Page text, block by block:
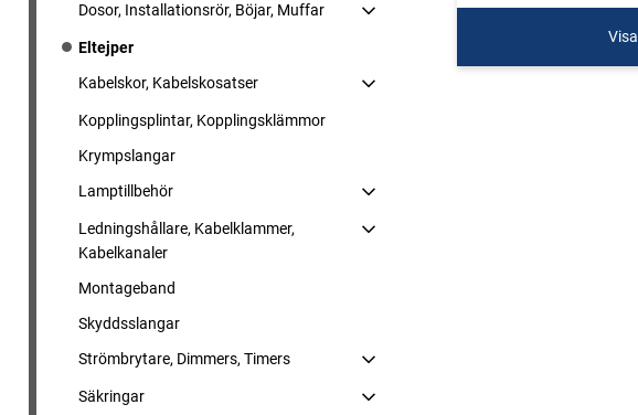
Dosor, Installationsrör, Böjar, Muffar
Eltejper
Kabelskor, Kabelskosatser
Kopplingsplintar, Kopplingsklämmor
Krympslangar
Lamptillbehör
Ledningshållare, Kabelklammer,
Kabelkanaler
Montageband
Skyddsslangar
Strömbrytare, Dimmers, Timers
Säkringar
Visa